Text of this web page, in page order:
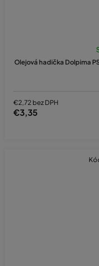
Olejová hadička Dolpima
€2,72 bez DPH
€3,35